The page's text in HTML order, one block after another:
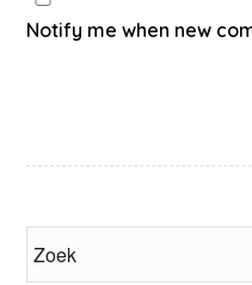
Notify me when new